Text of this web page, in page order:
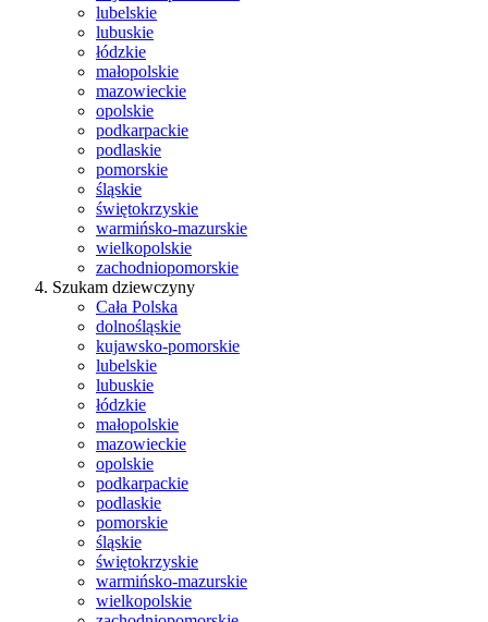
lubelskie
lubuskie
łódzkie
małopolskie
mazowieckie
opolskie
podkarpackie
podlaskie
pomorskie
śląskie
świętokrzyskie
warmińsko-mazurskie
wielkopolskie
zachodniopomorskie
Szukam dziewczyny
Cała Polska
dolnośląskie
kujawsko-pomorskie
lubelskie
lubuskie
łódzkie
małopolskie
mazowieckie
opolskie
podkarpackie
podlaskie
pomorskie
śląskie
świętokrzyskie
warmińsko-mazurskie
wielkopolskie